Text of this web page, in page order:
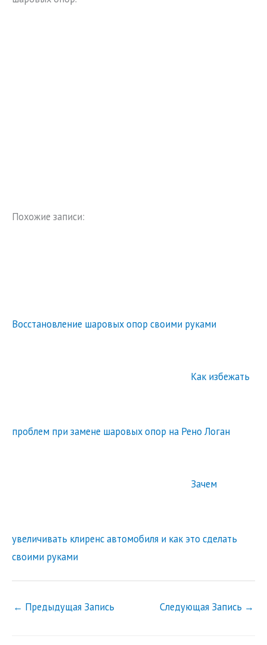
Похожие записи:
Восстановление шаровых опор своими руками
Как избежать
проблем при замене шаровых опор на Рено Логан
Зачем
увеличивать клиренс автомобиля и как это сделать
своими руками
← Предыдущая Запись Следующая Запись →